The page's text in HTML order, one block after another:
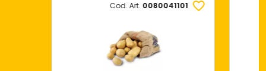
Cod. Art. 0080041101